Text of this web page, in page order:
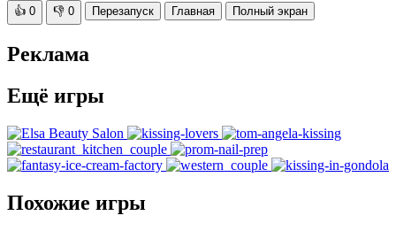
👍 0 👎 0 Перезапуск Главная Полный экран
Реклама
Ещё игры
Похожие игры